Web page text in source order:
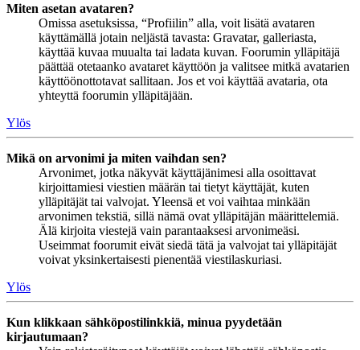
Miten asetan avataren?
Omissa asetuksissa, “Profiilin” alla, voit lisätä avataren
käyttämällä jotain neljästä tavasta: Gravatar, galleriasta,
käyttää kuvaa muualta tai ladata kuvan. Foorumin ylläpitäjä
päättää otetaanko avataret käyttöön ja valitsee mitkä avatarien
käyttöönottotavat sallitaan. Jos et voi käyttää avataria, ota
yhteyttä foorumin ylläpitäjään.
Ylös
Mikä on arvonimi ja miten vaihdan sen?
Arvonimet, jotka näkyvät käyttäjänimesi alla osoittavat
kirjoittamiesi viestien määrän tai tietyt käyttäjät, kuten
ylläpitäjät tai valvojat. Yleensä et voi vaihtaa minkään
arvonimen tekstiä, sillä nämä ovat ylläpitäjän määrittelemiä.
Älä kirjoita viestejä vain parantaaksesi arvonimeäsi.
Useimmat foorumit eivät siedä tätä ja valvojat tai ylläpitäjät
voivat yksinkertaisesti pienentää viestilaskuriasi.
Ylös
Kun klikkaan sähköpostilinkkiä, minua pyydetään
kirjautumaan?